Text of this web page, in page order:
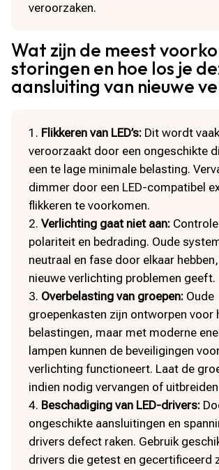
veroorzaken.​
Wat zijn de meest
storingen en hoe los je
aansluiting van nieuwe
Flikkeren van LED’s: Dit wordt
veroorzaakt door een ongeschikte
een te lage minimale belasting.​
dimmer door een LED-compatibel
flikkeren te voorkomen.​
Verlichting gaat niet aan:
polariteit en bedrading.​ Oude
neutraal en fase door elkaar
nieuwe verlichting problemen geeft.​
Overbelasting van groepen: Oude
groepenkasten zijn ontworpen voor
belastingen, maar met moderne
lampen kunnen de beveiligingen
verlichting functioneert.​ Laat de
indien nodig vervangen of
Beschadiging van LED-drivers:
ongeschikte aansluitingen en
drivers defect raken.​ Gebruik
drivers die getest en gecertificeerd